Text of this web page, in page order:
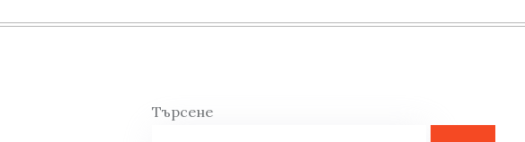
Търсене